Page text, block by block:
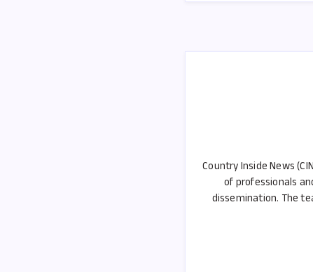
Country Inside News
of professionals
dissemination. The